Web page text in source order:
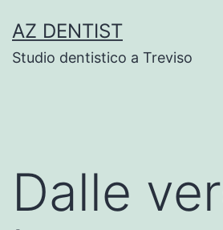
to
content
AZ DENTIST
Studio dentistico a Treviso
Dalle